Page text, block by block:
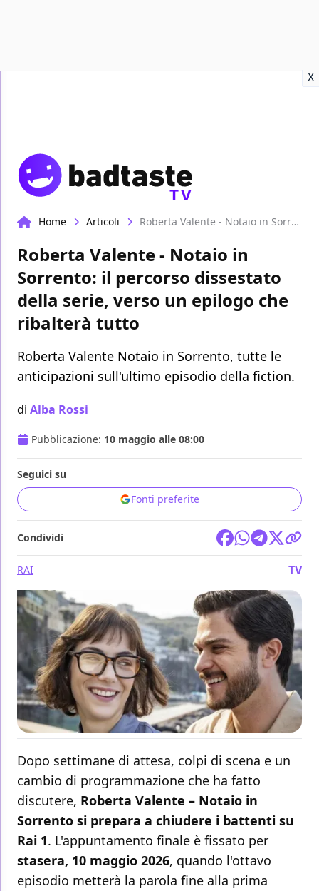
X
TV
Home Articoli Roberta Valente - Notaio in Sorrento: il percorso dissestato della serie, verso un epilogo che ribalterà tutto
Roberta Valente - Notaio in
Sorrento: il percorso dissestato
della serie, verso un epilogo che
ribalterà tutto
Roberta Valente Notaio in Sorrento, tutte le
anticipazioni sull'ultimo episodio della fiction.
di Alba Rossi
Pubblicazione: 10 maggio alle 08:00
Seguici su
Fonti preferite
Condividi
RAI TV
Dopo settimane di attesa, colpi di scena e un
cambio di programmazione che ha fatto
discutere, Roberta Valente – Notaio in
Sorrento si prepara a chiudere i battenti su
Rai 1. L'appuntamento finale è fissato per
stasera, 10 maggio 2026, quando l'ottavo
episodio metterà la parola fine alla prima